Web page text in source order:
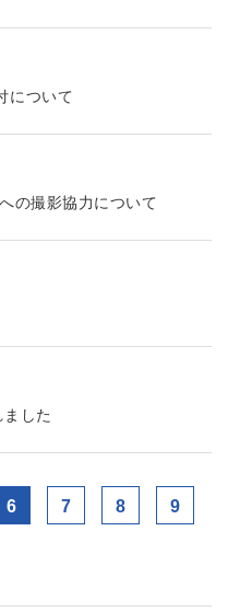
について
の撮影協力について
した
6 7 8 9